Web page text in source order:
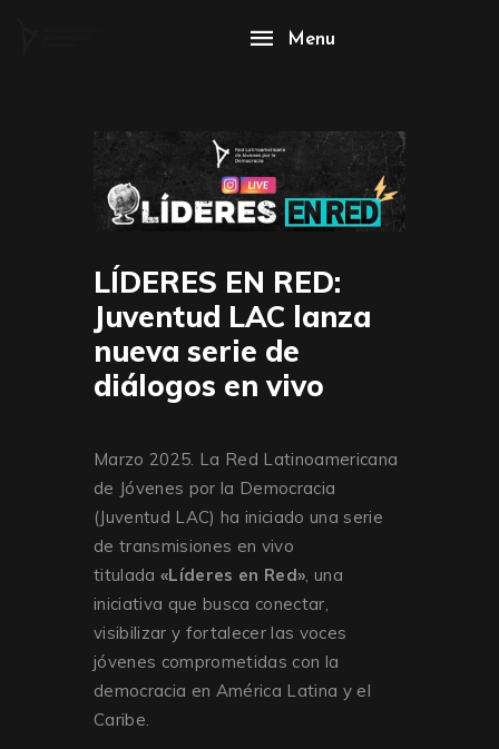
Menu
LÍDERES EN RED:
Juventud LAC lanza
nueva serie de
diálogos en vivo
Marzo 2025. La Red Latinoamericana
de Jóvenes por la Democracia
(Juventud LAC) ha iniciado una serie
de transmisiones en vivo
titulada «Líderes en Red» , una
iniciativa que busca conectar,
visibilizar y fortalecer las voces
jóvenes comprometidas con la
democracia en América Latina y el
Caribe.